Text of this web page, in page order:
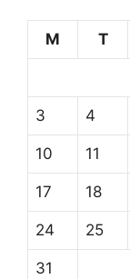
M
T
3 4
10 11
17 18
24 25
31